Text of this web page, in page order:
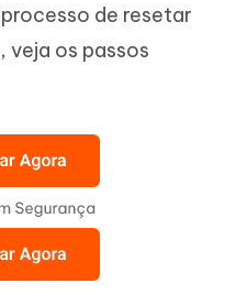
de resetar
veja os passos